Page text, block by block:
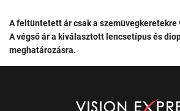
A feltüntetett ár csak a szemüvegkeretekre
A végső ár a kiválasztott lencsetípus és
meghatározásra.